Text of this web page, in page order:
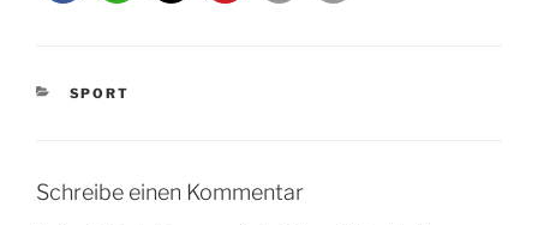
KATEGORIEN
SPORT
Schreibe einen Kommentar